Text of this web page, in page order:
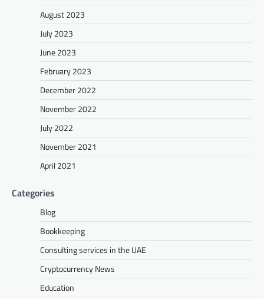
August 2023
July 2023
June 2023
February 2023
December 2022
November 2022
July 2022
November 2021
April 2021
Categories
Blog
Bookkeeping
Consulting services in the UAE
Cryptocurrency News
Education